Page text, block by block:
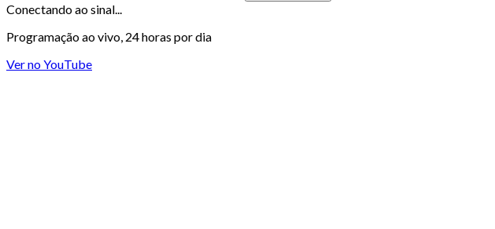
Conectando ao sinal...
Programação ao vivo, 24 horas por dia
Ver no YouTube